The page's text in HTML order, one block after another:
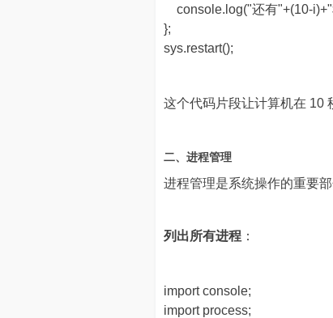
console.log("还有"+(10-
};
sys.restart();
这个代码片段让计算机在 10
二、进程管理
进程管理是系统操作的重要
列出所有进程 ：
import console;
import process;